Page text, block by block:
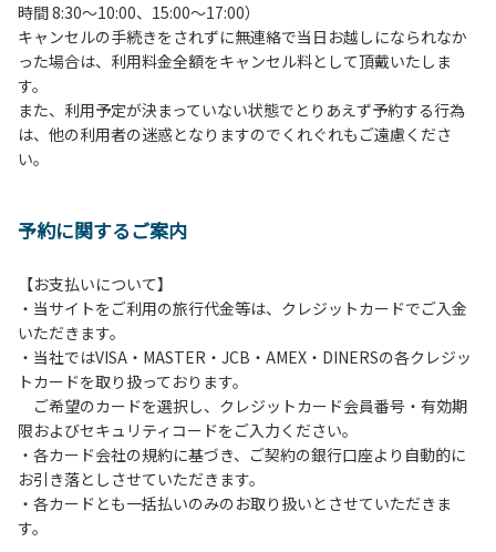
続きを行ってください。午後5時過ぎにお越しの方は、翌朝
手続きを行ってください。
４、車両は、荷物の積み下ろし時以外は、駐車場にとめてく
ださい。
５、チェックアウトは、午前10時まで（日帰り使用の場合は
午後5時まで）です。チェックインの手続きを行っていない
方や使用人数が増えた場合は、必ず手続きを行ってくださ
ら午前10時までの間にゴミステーションに出してください。
は、お持ち帰りをお願いします。
【禁止事項】
カラオケ、発電機、地面での直火による焚き火、キャンプフ
ァイヤー、打ち上げ式花火、テントサウナの設置
【注意事項】
当キャンプ場のそばを流れる歴舟川は、上流で雨が降ると短
時間で増水し、川原で遊んでいると大変危険な状態になりや
すく、過去にも増水により人が流される事故が数件起きてい
時間 8:30～10:00、15:00～17:00）
キャンセルの手続きをされずに無連絡で当日お越しになられなか
った場合は、利用料金全額をキャンセル料として頂戴いたしま
す。
また、利用予定が決まっていない状態でとりあえず予約する行為
は、他の利用者の迷惑となりますのでくれぐれもご遠慮くださ
い。
予約に関するご案内
【お支払いについて】
・当サイトをご利用の旅行代金等は、クレジットカードでご入金
いただきます。
・当社ではVISA・MASTER・JCB・AMEX・DINERSの各クレジッ
トカードを取り扱っております。
ご希望のカードを選択し、クレジットカード会員番号・有効期
限およびセキュリティコードをご入力ください。
・各カード会社の規約に基づき、ご契約の銀行口座より自動的に
お引き落としさせていただきます。
・各カードとも一括払いのみのお取り扱いとさせていただきま
す。